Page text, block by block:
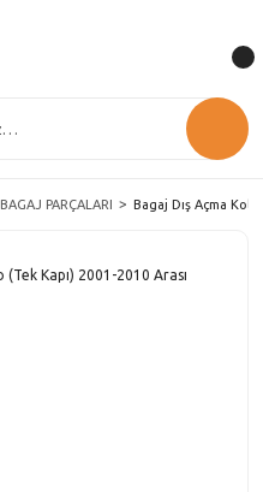
BAGAJ PARÇALARI Bagaj Dış Açma